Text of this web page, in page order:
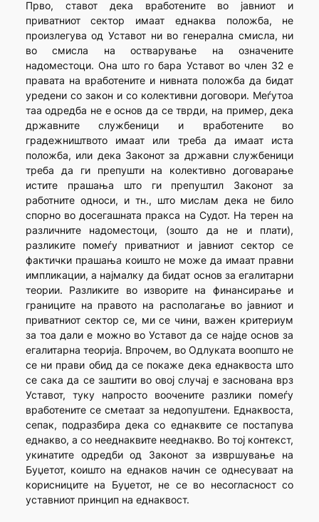
Прво, ставот дека вработените во јавниот и
приватниот сектор имаат еднаква положба, не
произлегува од Уставот ни во генерална смисла, ни
во смисла на остварување на означените
надоместоци. Она што го бара Уставот во член 32 е
правата на вработените и нивната положба да бидат
уредени со закон и со колективни договори. Меѓутоа
таа одредба не е основ да се тврди, на пример, дека
државните службеници и вработените во
градежништвото имаат или треба да имаат иста
положба, или дека Законот за државни службеници
треба да ги препушти на колективно договарање
истите прашања што ги препуштил Законот за
работните односи, и тн., што мислам дека не било
спорно во досегашната пракса на Судот. На терен на
различните надоместоци, (зошто да не и плати),
разликите помеѓу приватниот и јавниот сектор се
фактички прашања коишто не може да имаат правни
импликации, а најмалку да бидат основ за егалитарни
теории. Разликите во изворите на финансирање и
границите на правото на располагање во јавниот и
приватниот сектор се, ми се чини, важен критериум
за тоа дали е можно во Уставот да се најде основ за
егалитарна теорија. Впрочем, во Одлуката воопшто не
се ни прави обид да се покаже дека еднаквоста што
се сака да се заштити во овој случај е заснована врз
Уставот, туку напросто воочените разлики помеѓу
вработените се сметаат за недопуштени. Еднаквоста,
сепак, подразбира дека со еднаквите се постапува
еднакво, а со нееднаквите нееднакво. Во тој контекст,
укинатите одредби од Законот за извршување на
Буџетот, коишто на еднаков начин се однесуваат на
корисниците на Буџетот, не се во несогласност со
уставниот принцип на еднаквост.